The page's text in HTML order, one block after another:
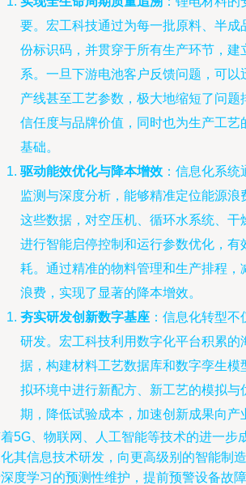
要。宏工科技通过为每一批原料、半成
份标识码，并贯穿于所有生产环节，建
系。一旦下游电池客户反馈问题，可以
产线甚至工艺参数，极大地缩短了问题
信任度与品牌价值，同时也为生产工艺
基础。
驱动能效优化与降本增效 ：信息化系
监测与深度分析，能够精准定位能源浪
这些数据，对空压机、循环水系统、干
进行智能启停控制和运行参数优化，有
耗。通过精准的物料管理和生产排程，
浪费，实现了显著的降本增效。
夯实研发创新数字基座 ：信息化转型
研发。宏工科技利用数字化平台积累的
据，构建材料工艺数据库和数字孪生模
拟环境中进行新配方、新工艺的模拟与
期，降低试验成本，加速创新成果向产
5G、物联网、人工智能等技术的进一步
其信息技术研发，向更高级别的智能制
度学习的预测性维护，提前预警设备故